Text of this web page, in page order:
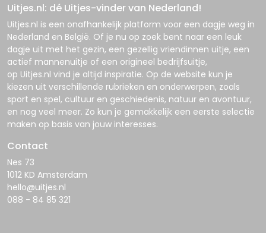
Uitjes.nl: dé Uitjes-vinder van Nederland!
Uitjes.nl is een onafhankelijk platform voor een dagje weg in
Nederland en België. Of je nu op zoek bent naar een leuk
dagje uit met het gezin, een gezellig vriendinnen uitje, een
actief mannenuitje of een origineel bedrijfsuitje,
op Uitjes.nl vind je altijd inspiratie. Op de website kun je
kiezen uit verschillende rubrieken en onderwerpen, zoals
sport en spel, cultuur en geschiedenis, natuur en avontuur,
en nog veel meer. Zo kun je gemakkelijk een eerste selectie
maken op basis van jouw interesses.
Contact
Nes 73
1012 KD Amsterdam
hello@uitjes.nl
088 - 84 85 321